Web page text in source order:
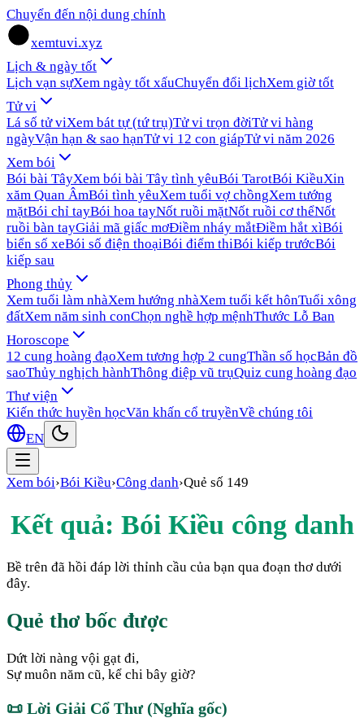
Chuyển đến nội dung chính
xemtuvi.xyz
Lịch & ngày tốt
Lịch vạn sựXem ngày tốt xấuChuyển đổi lịchXem giờ tốt
Tử vi
Lá số tử viXem bát tự (tứ trụ)Tử vi trọn đờiTử vi hàng
ngàyVận hạn & sao hạnTử vi 12 con giápTử vi năm 2026
Xem bói
Bói bài TâyXem bói bài Tây tình yêuBói TarotBói KiềuXin
xăm Quan ÂmBói tình yêuXem tuổi vợ chồngXem tướng
mặtBói chỉ tayBói hoa tayNốt ruồi mặtNốt ruồi cơ thểNốt
ruồi bàn tayGiải mã giấc mơĐiềm nháy mắtĐiềm hắt xìBói
biển số xeBói số điện thoạiBói điểm thiBói kiếp trướcBói
kiếp sau
Phong thủy
Xem tuổi làm nhàXem hướng nhàXem tuổi kết hônTuổi xông
đấtXem năm sinh conChọn nghề hợp mệnhThước Lỗ Ban
Horoscope
12 cung hoàng đạoXem tương hợp 2 cungThần số họcBản đồ
saoThủy nghịch hànhThông điệp vũ trụQuiz cung hoàng đạo
Thư viện
Kiến thức huyền họcVăn khấn cổ truyềnVề chúng tôi
EN
Xem bói›Bói Kiều›Công danh›Quẻ số 149
Kết quả: Bói Kiều công danh
Bề trên đã hồi đáp lời thỉnh cầu của bạn qua đoạn thơ dưới
đây.
Quẻ thơ bốc được
Dứt lời nàng vội gạt đi,
Sự muôn năm cũ, kể chi bây giờ?
📜 Lời Giải Cổ Thư (Nghĩa gốc)